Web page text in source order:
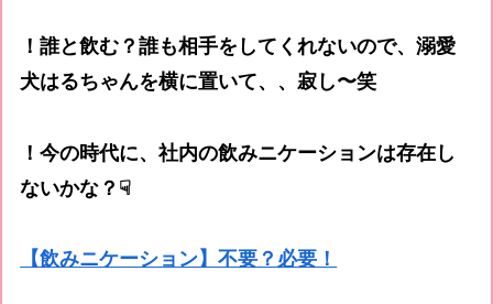
！誰と飲む？誰も相手をしてくれないので、溺愛
犬はるちゃんを横に置いて、、寂し〜笑
！今の時代に、社内の飲みニケーションは存在し
ないかな？☟
【飲みニケーション】不要？必要！